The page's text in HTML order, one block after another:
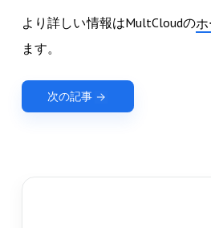
より詳しい情報はMultCloudの
ます。
次の記事